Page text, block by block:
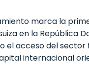
marca la
en la República
el acceso del sector
internacional